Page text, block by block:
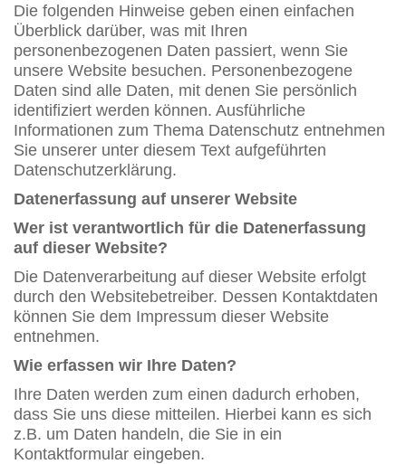
Die folgenden Hinweise geben einen einfachen
Überblick darüber, was mit Ihren
personenbezogenen Daten passiert, wenn Sie
unsere Website besuchen. Personenbezogene
Daten sind alle Daten, mit denen Sie persönlich
identifiziert werden können. Ausführliche
Informationen zum Thema Datenschutz entnehmen
Sie unserer unter diesem Text aufgeführten
Datenschutzerklärung.
Datenerfassung auf unserer Website
Wer ist verantwortlich für die Datenerfassung
auf dieser Website?
Die Datenverarbeitung auf dieser Website erfolgt
durch den Websitebetreiber. Dessen Kontaktdaten
können Sie dem Impressum dieser Website
entnehmen.
Wie erfassen wir Ihre Daten?
Ihre Daten werden zum einen dadurch erhoben,
dass Sie uns diese mitteilen. Hierbei kann es sich
z.B. um Daten handeln, die Sie in ein
Kontaktformular eingeben.